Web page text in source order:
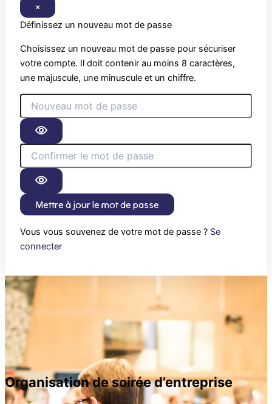
×
Définissez un nouveau mot de passe
Choisissez un nouveau mot de passe pour sécuriser
votre compte. Il doit contenir au moins 8 caractères,
une majuscule, une minuscule et un chiffre.
Mettre à jour le mot de passe
Vous vous souvenez de votre mot de passe ? Se
connecter
Organisation de soirée d’entreprise